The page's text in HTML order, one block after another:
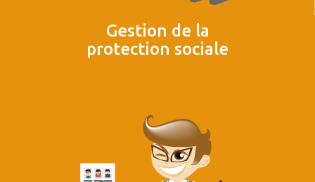
Gestion de la
protection sociale